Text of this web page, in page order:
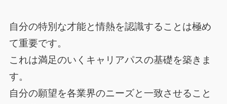
自分の特別な才能と情熱を認識することは極め
て重要です。
これは満足のいくキャリアパスの基礎を築きま
す。
自分の願望を各業界のニーズと一致させること